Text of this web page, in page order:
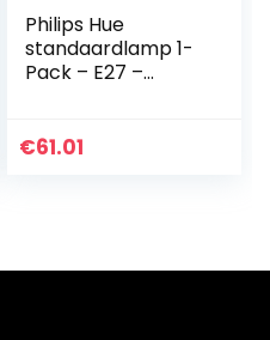
Philips Hue
standaardlamp 1-
Pack – E27 –
Warmwit Licht –
€61.01